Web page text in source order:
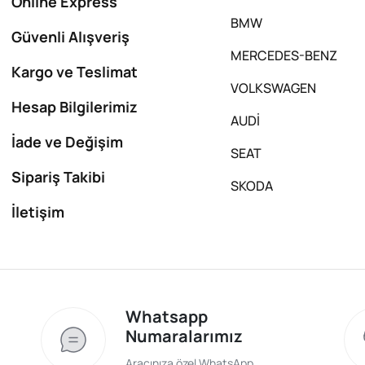
Güvenli Alışveriş
Kargo ve Teslimat
Hesap Bilgilerimiz
İade ve Değişim
Sipariş Takibi
İletişim
BMW
MERCEDES-BENZ
VOLKSWAGEN
AUDİ
SEAT
SKODA
Whatsapp
Numaralarımız